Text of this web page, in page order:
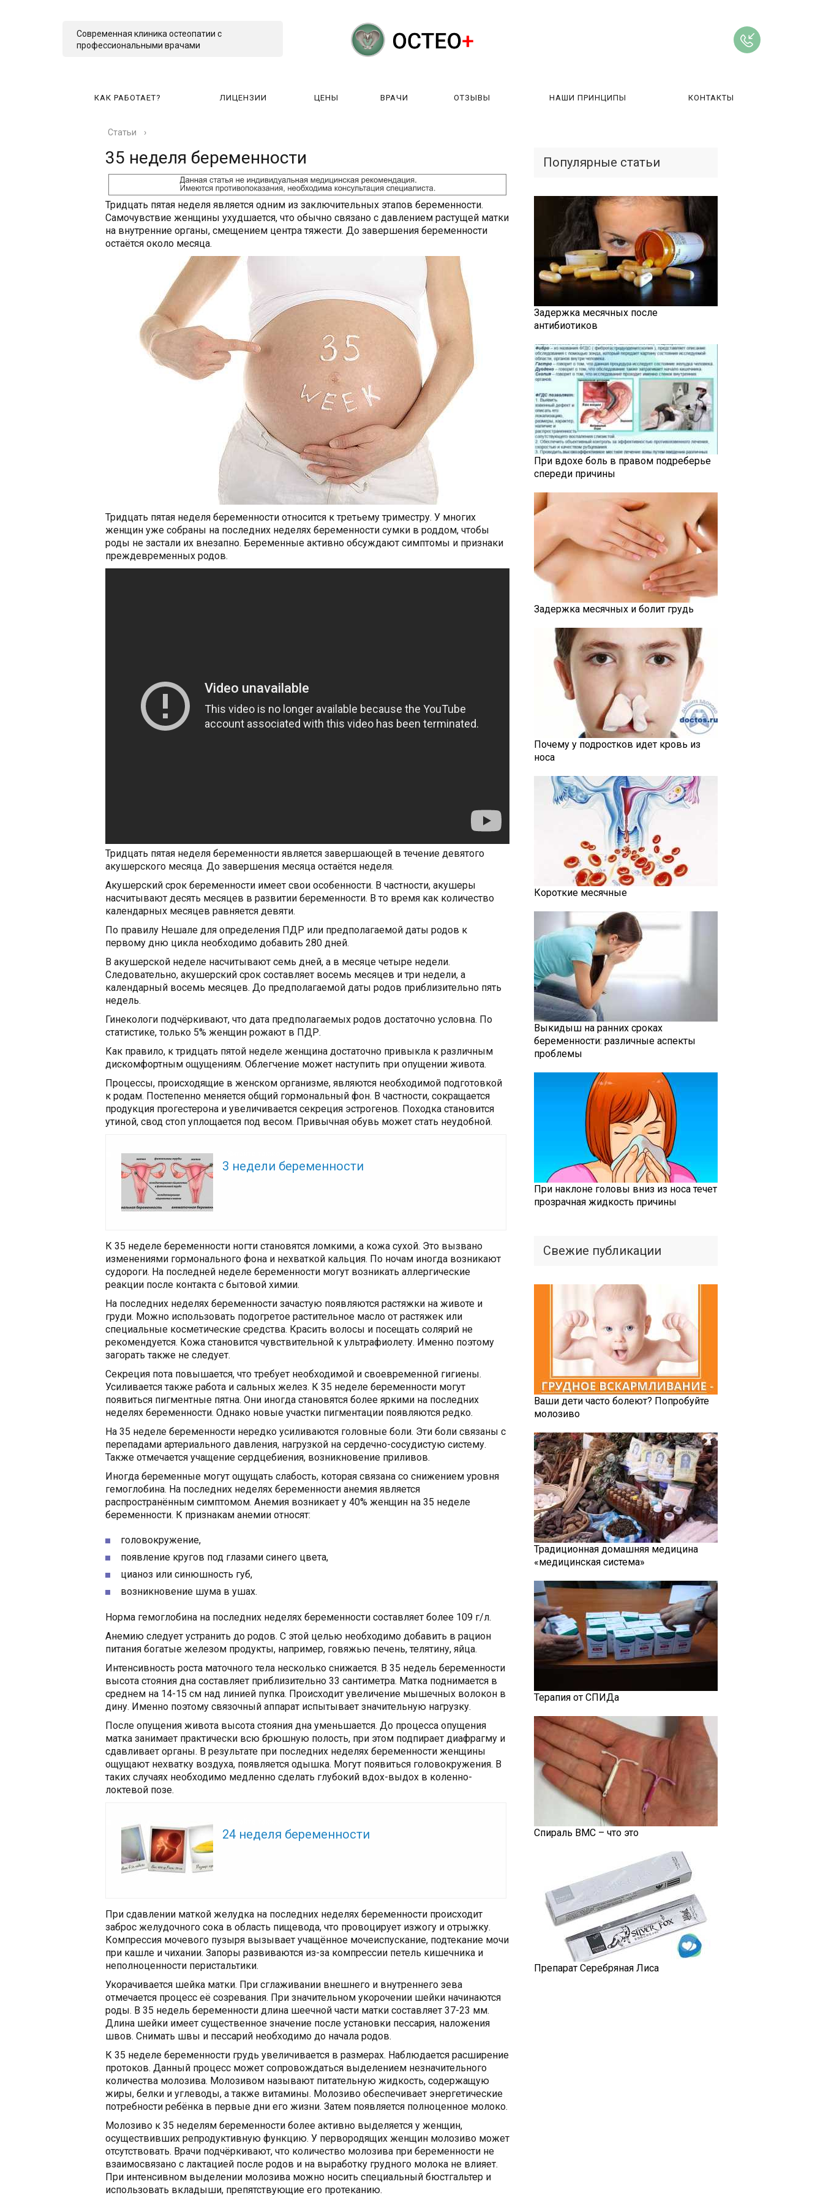
Современная клиника остеопатии с
профессиональными врачами
КАК РАБОТАЕТ? ЛИЦЕНЗИИ ЦЕНЫ ВРАЧИ ОТЗЫВЫ НАШИ ПРИНЦИПЫ КОНТАКТЫ
Статьи ›
35 неделя беременности
Тридцать пятая неделя является одним из заключительных этапов беременности.
Самочувствие женщины ухудшается, что обычно связано с давлением растущей матки
на внутренние органы, смещением центра тяжести. До завершения беременности
остаётся около месяца.
Тридцать пятая неделя беременности относится к третьему триместру. У многих
женщин уже собраны на последних неделях беременности сумки в роддом, чтобы
роды не застали их внезапно. Беременные активно обсуждают симптомы и признаки
преждевременных родов.
Тридцать пятая неделя беременности является завершающей в течение девятого
акушерского месяца. До завершения месяца остаётся неделя.
Акушерский срок беременности имеет свои особенности. В частности, акушеры
насчитывают десять месяцев в развитии беременности. В то время как количество
календарных месяцев равняется девяти.
По правилу Нешале для определения ПДР или предполагаемой даты родов к
первому дню цикла необходимо добавить 280 дней.
В акушерской неделе насчитывают семь дней, а в месяце четыре недели.
Следовательно, акушерский срок составляет восемь месяцев и три недели, а
календарный восемь месяцев. До предполагаемой даты родов приблизительно пять
недель.
Гинекологи подчёркивают, что дата предполагаемых родов достаточно условна. По
статистике, только 5% женщин рожают в ПДР.
Как правило, к тридцать пятой неделе женщина достаточно привыкла к различным
дискомфортным ощущениям. Облегчение может наступить при опущении живота.
Процессы, происходящие в женском организме, являются необходимой подготовкой
к родам. Постепенно меняется общий гормональный фон. В частности, сокращается
продукция прогестерона и увеличивается секреция эстрогенов. Походка становится
утиной, свод стоп уплощается под весом. Привычная обувь может стать неудобной.
3 недели беременности
К 35 неделе беременности ногти становятся ломкими, а кожа сухой. Это вызвано
изменениями гормонального фона и нехваткой кальция. По ночам иногда возникают
судороги. На последней неделе беременности могут возникать аллергические
реакции после контакта с бытовой химии.
На последних неделях беременности зачастую появляются растяжки на животе и
груди. Можно использовать подогретое растительное масло от растяжек или
специальные косметические средства. Красить волосы и посещать солярий не
рекомендуется. Кожа становится чувствительной к ультрафиолету. Именно поэтому
загорать также не следует.
Секреция пота повышается, что требует необходимой и своевременной гигиены.
Усиливается также работа и сальных желез. К 35 неделе беременности могут
появиться пигментные пятна. Они иногда становятся более яркими на последних
неделях беременности. Однако новые участки пигментации появляются редко.
На 35 неделе беременности нередко усиливаются головные боли. Эти боли связаны с
перепадами артериального давления, нагрузкой на сердечно-сосудистую систему.
Также отмечается учащение сердцебиения, возникновение приливов.
Иногда беременные могут ощущать слабость, которая связана со снижением уровня
гемоглобина. На последних неделях беременности анемия является
распространённым симптомом. Анемия возникает у 40% женщин на 35 неделе
беременности. К признакам анемии относят:
головокружение,
появление кругов под глазами синего цвета,
цианоз или синюшность губ,
возникновение шума в ушах.
Норма гемоглобина на последних неделях беременности составляет более 109 г/л.
Анемию следует устранить до родов. С этой целью необходимо добавить в рацион
питания богатые железом продукты, например, говяжью печень, телятину, яйца.
Интенсивность роста маточного тела несколько снижается. В 35 недель беременности
высота стояния дна составляет приблизительно 33 сантиметра. Матка поднимается в
среднем на 14-15 см над линией пупка. Происходит увеличение мышечных волокон в
дину. Именно поэтому связочный аппарат испытывает значительную нагрузку.
После опущения живота высота стояния дна уменьшается. До процесса опущения
матка занимает практически всю брюшную полость, при этом подпирает диафрагму и
сдавливает органы. В результате при последних неделях беременности женщины
ощущают нехватку воздуха, появляется одышка. Могут появиться головокружения. В
таких случаях необходимо медленно сделать глубокий вдох-выдох в коленно-
локтевой позе.
24 неделя беременности
При сдавлении маткой желудка на последних неделях беременности происходит
заброс желудочного сока в область пищевода, что провоцирует изжогу и отрыжку.
Компрессия мочевого пузыря вызывает учащённое мочеиспускание, подтекание мочи
при кашле и чихании. Запоры развиваются из-за компрессии петель кишечника и
неполноценности перистальтики.
Укорачивается шейка матки. При сглаживании внешнего и внутреннего зева
отмечается процесс её созревания. При значительном укорочении шейки начинаются
роды. В 35 недель беременности длина шеечной части матки составляет 37-23 мм.
Длина шейки имеет существенное значение после установки пессария, наложения
швов. Снимать швы и пессарий необходимо до начала родов.
К 35 неделе беременности грудь увеличивается в размерах. Наблюдается расширение
протоков. Данный процесс может сопровождаться выделением незначительного
количества молозива. Молозивом называют питательную жидкость, содержащую
жиры, белки и углеводы, а также витамины. Молозиво обеспечивает энергетические
потребности ребёнка в первые дни его жизни. Затем появляется полноценное молоко.
Молозиво к 35 неделям беременности более активно выделяется у женщин,
осуществивших репродуктивную функцию. У первородящих женщин молозиво может
отсутствовать. Врачи подчёркивают, что количество молозива при беременности не
взаимосвязано с лактацией после родов и на выработку грудного молока не влияет.
При интенсивном выделении молозива можно носить специальный бюстгальтер и
использовать вкладыши, препятствующие его протеканию.
Популярные статьи
Задержка месячных после
антибиотиков
При вдохе боль в правом подреберье
спереди причины
Задержка месячных и болит грудь
Почему у подростков идет кровь из
носа
Короткие месячные
Выкидыш на ранних сроках
беременности: различные аспекты
проблемы
При наклоне головы вниз из носа течет
прозрачная жидкость причины
Свежие публикации
Ваши дети часто болеют? Попробуйте
молозиво
Традиционная домашняя медицина
«медицинская система»
Терапия от СПИДа
Спираль ВМС – что это
Препарат Серебряная Лиса